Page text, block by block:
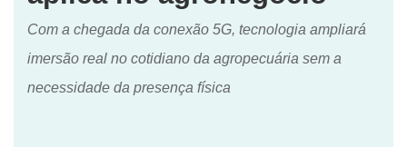
Com a chegada da conexão 5G, tecnologia ampliará
imersão real no cotidiano da agropecuária sem a
necessidade da presença física